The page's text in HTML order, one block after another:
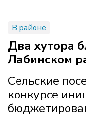
В районе
Два хутора
Лабинском
Сельские
конкурсе